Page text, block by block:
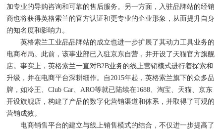
加专业的导购咨询和可靠的售后服务。另一方面，入驻品牌站的经销
商也将获得英格索兰的官方认证和更专业的企业形象，从而提升自身
的知名度和影响力。
英格索兰工业品品牌站的成立也进一步扩展了其动力工具业务的
电商布局。此前，该事业部已入驻京东自营，并开设了天猫官方旗舰
店。事实上，英格索兰一直对B2B业务的线上营销模式进行着探索和
升级，并在电商平台深耕细作。自2015年起，英格索兰旗下的众多品
牌，如冷王、Club Car、ARO等就已陆续在1688、淘宝、天猫、京东
开设旗舰店，构建了产品的数字化营销渠道和体系，并取得了可观的
营销成效。
电商销售平台的建立与线上销售模式的结合，不仅进一步提高了